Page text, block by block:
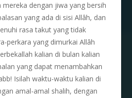
mereka dengan jiwa yang bersih
yang ada di sisi Allâh, dan
rasa takut yang tidak
perkara yang dimurkai Allâh
kalian di bulan kalian
yang dapat menambahkan
Isilah waktu-waktu kalian di
amal-amal shalih, dengan